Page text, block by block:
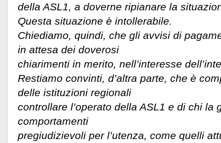
della ASL1, a doverne ripianare la
Questa situazione è intollerabile.
Chiediamo, quindi, che gli avvisi di
in attesa dei doverosi
chiarimenti in merito, nell’interesse
Restiamo convinti, d’altra parte, che è
delle istituzioni regionali
controllare l’operato della ASL1 e di chi la
comportamenti
pregiudizievoli per l’utenza, come quelli